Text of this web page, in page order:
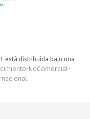
está distribuida bajo una
NoComercial-
.